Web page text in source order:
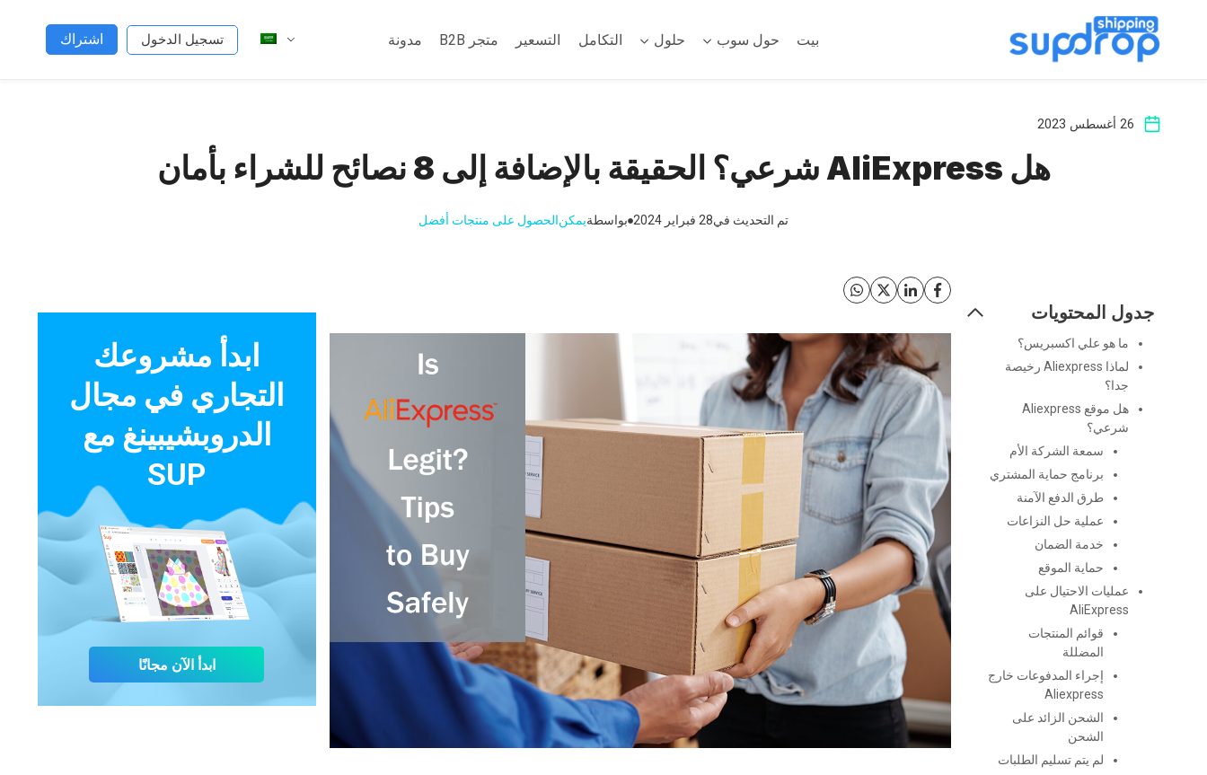
بيت حول سوب حلول التكامل التسعير متجر B2B مدونة تسجيل الدخول اشتراك
26 أغسطس 2023
هل AliExpress شرعي؟ الحقيقة بالإضافة إلى 8 نصائح للشراء بأمان
تم التحديث في28 فبراير 2024 بواسطةيمكنالحصول على منتجات أفضل
جدول المحتويات
ما هو علي اكسبريس؟
لماذا Aliexpress رخيصة
جدا؟
هل موقع Aliexpress
شرعي؟
سمعة الشركة الأم
برنامج حماية المشتري
طرق الدفع الآمنة
عملية حل النزاعات
خدمة الضمان
حماية الموقع
عمليات الاحتيال على
AliExpress
قوائم المنتجات
المضللة
إجراء المدفوعات خارج
Aliexpress
الشحن الزائد على
الشحن
لم يتم تسليم الطلبات
ابدأ مشروعك
التجاري في مجال
الدروبشيبينغ مع
SUP
ابدأ الآن مجانًا